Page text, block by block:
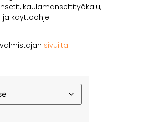
kaulamansettityökalu,
ja käyttöohje.
sivuilta.